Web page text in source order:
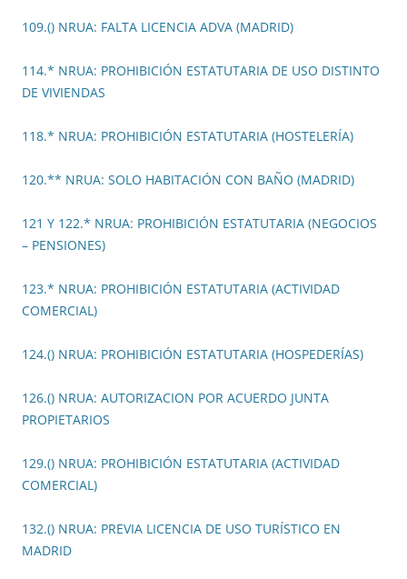
109.() NRUA: FALTA LICENCIA ADVA (MADRID)
114.* NRUA: PROHIBICIÓN ESTATUTARIA DE USO DISTINTO
DE VIVIENDAS
118.* NRUA: PROHIBICIÓN ESTATUTARIA (HOSTELERÍA)
120.** NRUA: SOLO HABITACIÓN CON BAÑO (MADRID)
121 Y 122.* NRUA: PROHIBICIÓN ESTATUTARIA (NEGOCIOS
– PENSIONES)
123.* NRUA: PROHIBICIÓN ESTATUTARIA (ACTIVIDAD
COMERCIAL)
124.() NRUA: PROHIBICIÓN ESTATUTARIA (HOSPEDERÍAS)
126.() NRUA: AUTORIZACION POR ACUERDO JUNTA
PROPIETARIOS
129.() NRUA: PROHIBICIÓN ESTATUTARIA (ACTIVIDAD
COMERCIAL)
132.() NRUA: PREVIA LICENCIA DE USO TURÍSTICO EN
MADRID